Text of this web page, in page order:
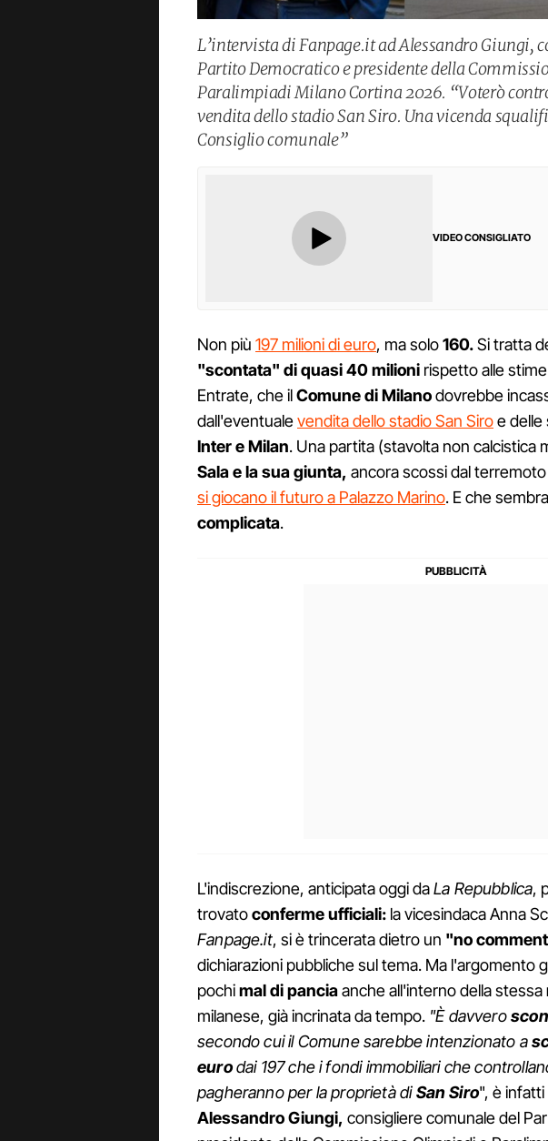
L’intervista di Fanpage.it ad Alessandro Giungi,
Partito Democratico e presidente della
Paralimpiadi Milano Cortina 2026. “Voterò
vendita dello stadio San Siro. Una vicenda
Consiglio comunale”
VIDEO CONSIGLIATO
Non più 197 milioni di euro, ma solo160.Si tratta
"scontata" di quasi 40 milioni rispetto alle
Entrate, che ilComune di Milanodovrebbe
dall'eventualevendita dello stadio San Siroe delle
Inter e Milan. Una partita (stavolta non calcistica
Sala e la sua giunta, ancora scossi dal terremoto
si giocano il futuro a Palazzo Marino. E che
complicata.
L'indiscrezione, anticipata oggi daLa Repubblica,
trovatoconferme ufficiali: la vicesindaca Anna
Fanpage.it, si è trincerata dietro un "no
dichiarazioni pubbliche sul tema. Ma l'argomento
pochimal di panciaanche all'interno della stessa
milanese, già incrinata da tempo. "È davvero
secondo cui il Comune sarebbe intenzionato a
eurodai 197 che i fondi immobiliari che
pagheranno per la proprietà diSan Siro", è
Alessandro Giungi, consigliere comunale del